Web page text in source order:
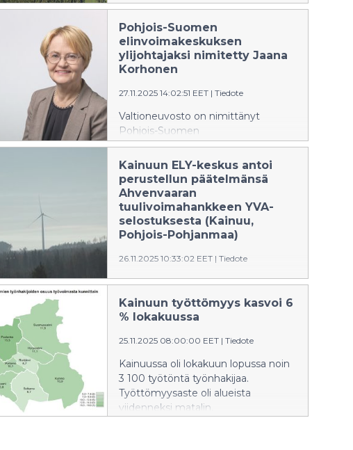
perustellun päätelmän Mondo
Minerals B.V. Branch Finlandin
(aiemmin Elementis Minerals)
Sotkamon tehdas- ja kaivosalueen
kaivannaisjätteiden ja vesienhallinta -
arviointiselostuksesta.
Pohjois-Suomen
elinvoimakeskuksen
ylijohtajaksi nimitetty Jaana
Korhonen
27.11.2025 14:02:51 EET | Tiedote
Valtioneuvosto on nimittänyt
Pohjois-Suomen
elinvoimakeskuksen
ylijohtajaksi Jaana Korhosen
ajalle 1.1.2026–31.12.2030.
Kainuun ELY-keskus antoi
perustellun päätelmänsä
Ahvenvaaran
tuulivoimahankkeen YVA-
selostuksesta (Kainuu,
Pohjois-Pohjanmaa)
26.11.2025 10:33:02 EET | Tiedote
Kainuun ELY-keskus on antanut
YVA-lain mukaisen perustellun
päätelmän Solarwind Finland Oy:n
ympäristövaikutusten
Arviointiselostuksen katsotaan
oleellisin osin täyttävän YVA-lain ja -
asetuksen sisältövaatimukset.
Perustellussa päätelmässä erityistä
Kainuun työttömyys kasvoi 6
% lokakuussa
25.11.2025 08:00:00 EET | Tiedote
Kainuussa oli lokakuun lopussa noin
3 100 työtöntä työnhakijaa.
Työttömyysaste oli alueista
viidenneksi matalin.